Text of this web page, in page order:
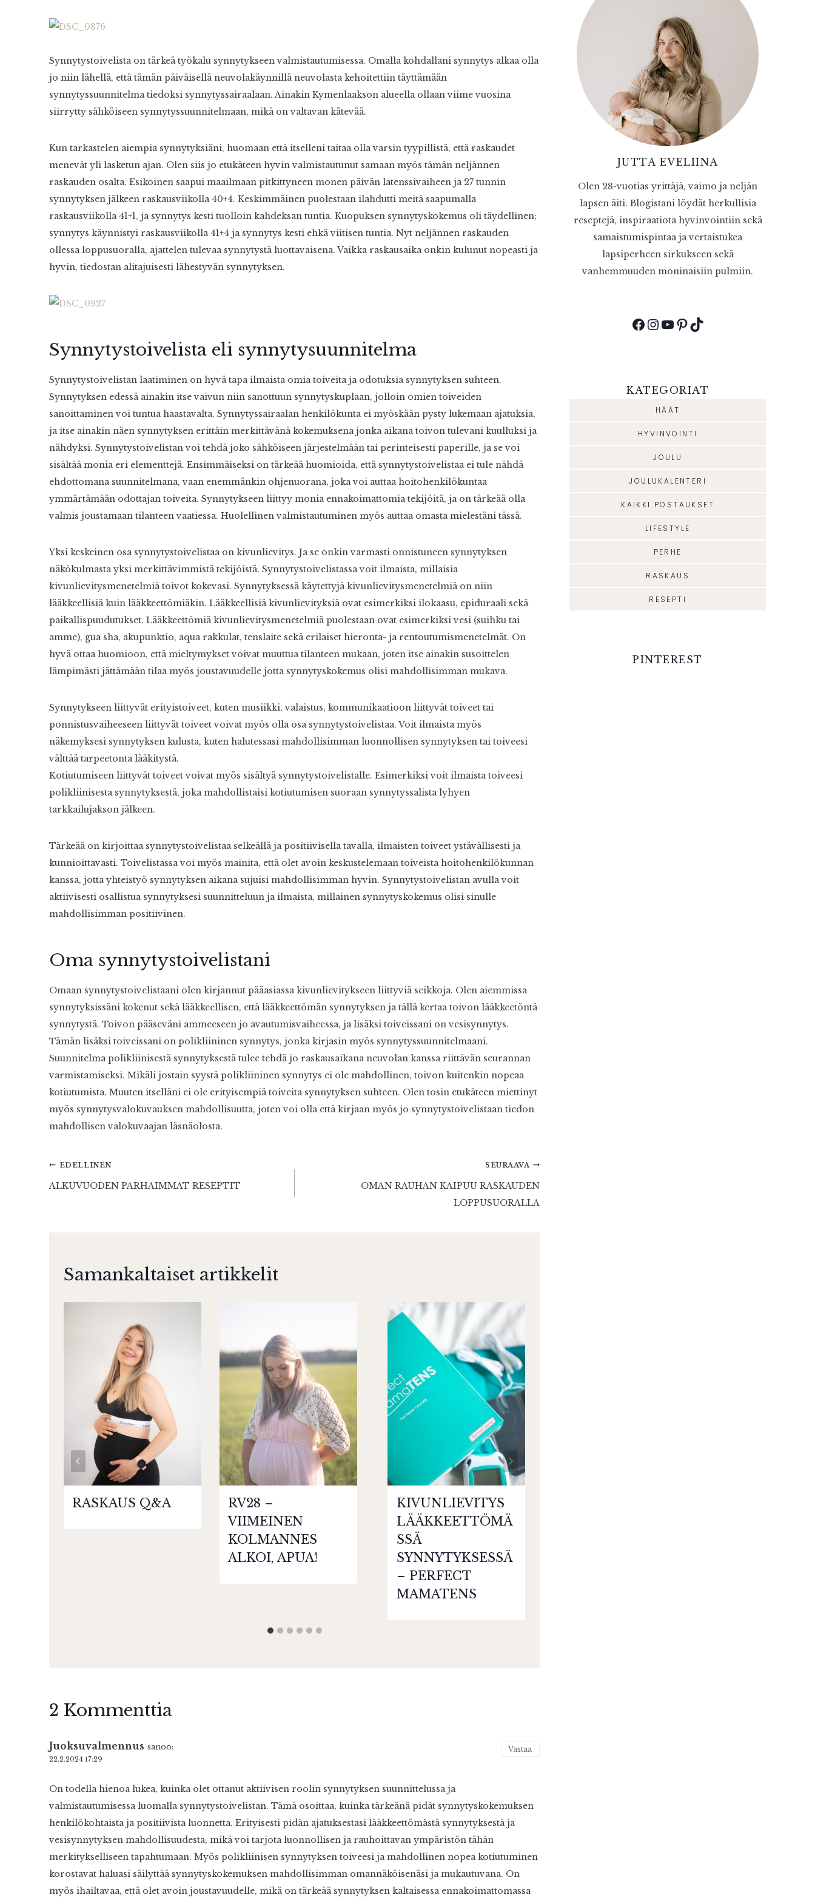
Synnytystoivelista on tärkeä työkalu synnytykseen valmistautumisessa. Omalla kohdallani synnytys alkaa olla
jo niin lähellä, että tämän päiväisellä neuvolakäynnillä neuvolasta kehoitettiin täyttämään
synnytyssuunnitelma tiedoksi synnytyssairaalaan. Ainakin Kymenlaakson alueella ollaan viime vuosina
siirrytty sähköiseen synnytyssuunnitelmaan, mikä on valtavan kätevää.
Kun tarkastelen aiempia synnytyksiäni, huomaan että itselleni taitaa olla varsin tyypillistä, että raskaudet
menevät yli lasketun ajan. Olen siis jo etukäteen hyvin valmistautunut samaan myös tämän neljännen
raskauden osalta. Esikoinen saapui maailmaan pitkittyneen monen päivän latenssivaiheen ja 27 tunnin
synnytyksen jälkeen raskausviikolla 40+4. Keskimmäinen puolestaan ilahdutti meitä saapumalla
raskausviikolla 41+1, ja synnytys kesti tuolloin kahdeksan tuntia. Kuopuksen synnytyskokemus oli täydellinen;
synnytys käynnistyi raskausviikolla 41+4 ja synnytys kesti ehkä viitisen tuntia. Nyt neljännen raskauden
ollessa loppusuoralla, ajattelen tulevaa synnytystä luottavaisena. Vaikka raskausaika onkin kulunut nopeasti ja
hyvin, tiedostan alitajuisesti lähestyvän synnytyksen.
Synnytystoivelista eli synnytysuunnitelma
Synnytystoivelistan laatiminen on hyvä tapa ilmaista omia toiveita ja odotuksia synnytyksen suhteen.
Synnytyksen edessä ainakin itse vaivun niin sanottuun synnytyskuplaan, jolloin omien toiveiden
sanoittaminen voi tuntua haastavalta. Synnytyssairaalan henkilökunta ei myöskään pysty lukemaan ajatuksia,
ja itse ainakin näen synnytyksen erittäin merkittävänä kokemuksena jonka aikana toivon tulevani kuulluksi ja
nähdyksi. Synnytystoivelistan voi tehdä joko sähköiseen järjestelmään tai perinteisesti paperille, ja se voi
sisältää monia eri elementtejä. Ensimmäiseksi on tärkeää huomioida, että synnytystoivelistaa ei tule nähdä
ehdottomana suunnitelmana, vaan enemmänkin ohjenuorana, joka voi auttaa hoitohenkilökuntaa
ymmärtämään odottajan toiveita. Synnytykseen liittyy monia ennakoimattomia tekijöitä, ja on tärkeää olla
valmis joustamaan tilanteen vaatiessa. Huolellinen valmistautuminen myös auttaa omasta mielestäni tässä.
Yksi keskeinen osa synnytystoivelistaa on kivunlievitys. Ja se onkin varmasti onnistuneen synnytyksen
näkökulmasta yksi merkittävimmistä tekijöistä. Synnytystoivelistassa voit ilmaista, millaisia
kivunlievitysmenetelmiä toivot kokevasi. Synnytyksessä käytettyjä kivunlievitysmenetelmiä on niin
lääkkeellisiä kuin lääkkeettömiäkin. Lääkkeellisiä kivunlievityksiä ovat esimerkiksi ilokaasu, epiduraali sekä
paikallispuudutukset. Lääkkeettömiä kivunlievitysmenetelmiä puolestaan ovat esimerkiksi vesi (suihku tai
amme), gua sha, akupunktio, aqua rakkulat, tenslaite sekä erilaiset hieronta- ja rentoutumismenetelmät. On
hyvä ottaa huomioon, että mieltymykset voivat muuttua tilanteen mukaan, joten itse ainakin susoittelen
lämpimästi jättämään tilaa myös joustavuudelle jotta synnytyskokemus olisi mahdollisimman mukava.
Synnytykseen liittyvät erityistoiveet, kuten musiikki, valaistus, kommunikaatioon liittyvät toiveet tai
ponnistusvaiheeseen liittyvät toiveet voivat myös olla osa synnytystoivelistaa. Voit ilmaista myös
näkemyksesi synnytyksen kulusta, kuten halutessasi mahdollisimman luonnollisen synnytyksen tai toiveesi
välttää tarpeetonta lääkitystä.
Kotiutumiseen liittyvät toiveet voivat myös sisältyä synnytystoivelistalle. Esimerkiksi voit ilmaista toiveesi
polikliinisesta synnytyksestä, joka mahdollistaisi kotiutumisen suoraan synnytyssalista lyhyen
tarkkailujakson jälkeen.
Tärkeää on kirjoittaa synnytystoivelistaa selkeällä ja positiivisella tavalla, ilmaisten toiveet ystävällisesti ja
kunnioittavasti. Toivelistassa voi myös mainita, että olet avoin keskustelemaan toiveista hoitohenkilökunnan
kanssa, jotta yhteistyö synnytyksen aikana sujuisi mahdollisimman hyvin. Synnytystoivelistan avulla voit
aktiivisesti osallistua synnytyksesi suunnitteluun ja ilmaista, millainen synnytyskokemus olisi sinulle
mahdollisimman positiivinen.
Oma synnytystoivelistani
Omaan synnytystoivelistaani olen kirjannut pääasiassa kivunlievitykseen liittyviä seikkoja. Olen aiemmissa
synnytyksissäni kokenut sekä lääkkeellisen, että lääkkeettömän synnytyksen ja tällä kertaa toivon lääkkeetöntä
synnytystä. Toivon pääseväni ammeeseen jo avautumisvaiheessa, ja lisäksi toiveissani on vesisynnytys.
Tämän lisäksi toiveissani on polikliininen synnytys, jonka kirjasin myös synnytyssuunnitelmaani.
Suunnitelma polikliinisestä synnytyksestä tulee tehdä jo raskausaikana neuvolan kanssa riittävän seurannan
varmistamiseksi. Mikäli jostain syystä polikliininen synnytys ei ole mahdollinen, toivon kuitenkin nopeaa
kotiutumista. Muuten itselläni ei ole erityisempiä toiveita synnytyksen suhteen. Olen tosin etukäteen miettinyt
myös synnytysvalokuvauksen mahdollisuutta, joten voi olla että kirjaan myös jo synnytystoivelistaan tiedon
mahdollisen valokuvaajan läsnäolosta.
Artikkelien
selaus
EDELLINEN
ALKUVUODEN PARHAIMMAT RESEPTIT
SEURAAVA
OMAN RAUHAN KAIPUU RASKAUDEN
LOPPUSUORALLA
Samankaltaiset artikkelit
RASKAUS Q&A
RV28 –
VIIMEINEN
KOLMANNES
ALKOI, APUA!
KIVUNLIEVITYS
LÄÄKKEETTÖMÄ
SSÄ
SYNNYTYKSESSÄ
– PERFECT
MAMATENS
2 Kommenttia
Juoksuvalmennus sanoo:
22.2.2024 17:29
On todella hienoa lukea, kuinka olet ottanut aktiivisen roolin synnytyksen suunnittelussa ja
valmistautumisessa luomalla synnytystoivelistan. Tämä osoittaa, kuinka tärkeänä pidät synnytyskokemuksen
henkilökohtaista ja positiivista luonnetta. Erityisesti pidän ajatuksestasi lääkkeettömästä synnytyksestä ja
vesisynnytyksen mahdollisuudesta, mikä voi tarjota luonnollisen ja rauhoittavan ympäristön tähän
merkitykselliseen tapahtumaan. Myös polikliinisen synnytyksen toiveesi ja mahdollinen nopea kotiutuminen
korostavat haluasi säilyttää synnytyskokemuksen mahdollisimman omannäköisenäsi ja mukautuvana. On
myös ihailtavaa, että olet avoin joustavuudelle, mikä on tärkeää synnytyksen kaltaisessa ennakoimattomassa
Vastaa
JUTTA EVELIINA
Olen 28-vuotias yrittäjä, vaimo ja neljän
lapsen äiti. Blogistani löydät herkullisia
reseptejä, inspiraatiota hyvinvointiin sekä
samaistumispintaa ja vertaistukea
lapsiperheen sirkukseen sekä
vanhemmuuden moninaisiin pulmiin.
Facebook
Instagram
YouTube
Pinterest
TikTok
KATEGORIAT
HÄÄT
HYVINVOINTI
JOULU
JOULUKALENTERI
KAIKKI POSTAUKSET
LIFESTYLE
PERHE
RASKAUS
RESEPTI
PINTEREST